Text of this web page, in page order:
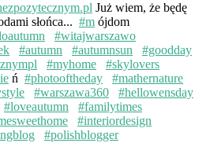
Już wiem, że będę
słońca... #m ójdom
#witajwarszawo
#autumn #autumnsun
#goodday
#myhome
#skylovers
ń #photooftheday
#mathernature
#warszawa360
#hellowensday
#loveautumn
#familytimes
#interiordesign
#polishblogger